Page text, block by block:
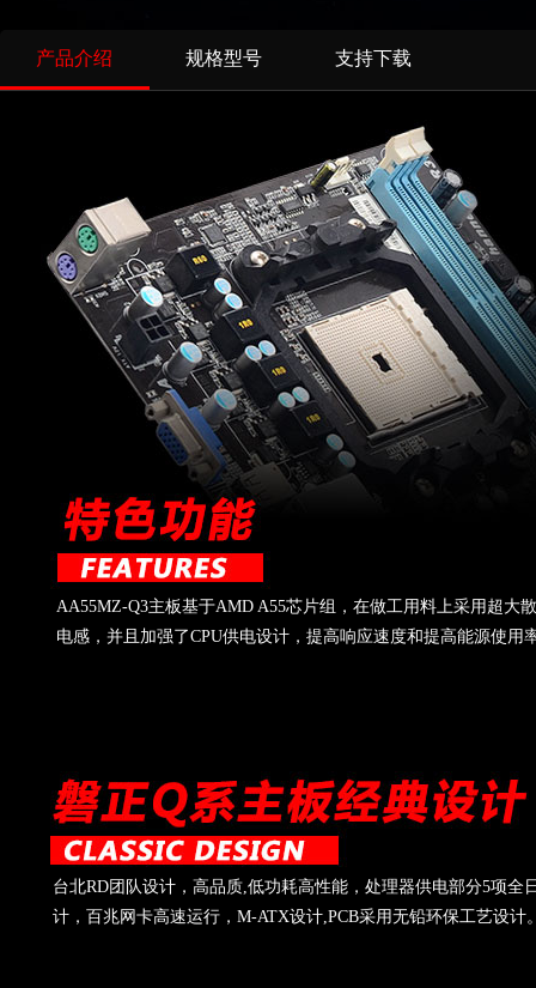
产品介绍 规格型号 支持下载
AA55MZ-Q3主板基于AMD A55芯片组，在做工用料上采用超大
电感，并且加强了CPU供电设计，提高响应速度和提高能源使用
台北RD团队设计，高品质,低功耗高性能，处理器供电部分5项全
计，百兆网卡高速运行，M-ATX设计,PCB采用无铅环保工艺设计